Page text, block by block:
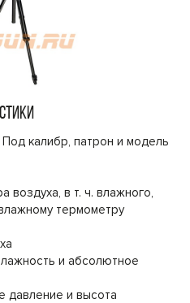
калибр, патрон и модель
воздуха, в т. ч. влажного,
термометру
и абсолютное
давление и высота